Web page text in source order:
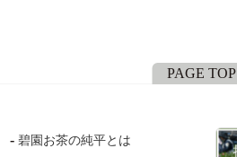
PAGE TOP
碧園お茶の純平とは